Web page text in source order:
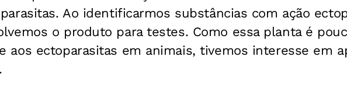
Ao identificarmos substâncias com ação
o produto para testes. Como essa planta é
aos ectoparasitas em animais, tivemos interesse em